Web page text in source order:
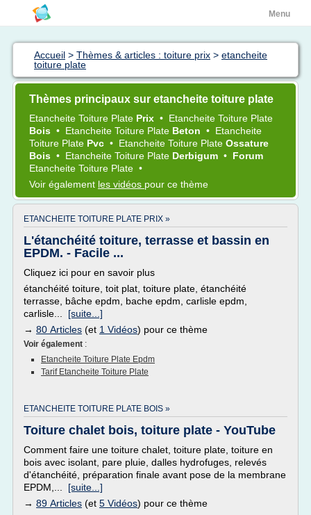
Menu
Accueil > Thèmes & articles : toiture prix > etancheite
toiture plate
Thèmes principaux sur etancheite toiture plate
Etancheite Toiture Plate Prix • Etancheite Toiture Plate
Bois • Etancheite Toiture Plate Beton • Etancheite
Toiture Plate Pvc • Etancheite Toiture Plate Ossature
Bois • Etancheite Toiture Plate Derbigum • Forum
Etancheite Toiture Plate •
Voir également les vidéos pour ce thème
ETANCHEITE TOITURE PLATE PRIX »
L'étanchéité toiture, terrasse et bassin en
EPDM. - Facile ...
Cliquez ici pour en savoir plus
étanchéité toiture, toit plat, toiture plate, étanchéité
terrasse, bâche epdm, bache epdm, carlisle epdm,
carlisle... [suite...]
→ 80 Articles (et 1 Vidéos) pour ce thème
Voir également :
Etancheite Toiture Plate Epdm
Tarif Etancheite Toiture Plate
ETANCHEITE TOITURE PLATE BOIS »
Toiture chalet bois, toiture plate - YouTube
Comment faire une toiture chalet, toiture plate, toiture en
bois avec isolant, pare pluie, dalles hydrofuges, relevés
d'étanchéité, préparation finale avant pose de la membrane
EPDM,... [suite...]
→ 89 Articles (et 5 Vidéos) pour ce thème